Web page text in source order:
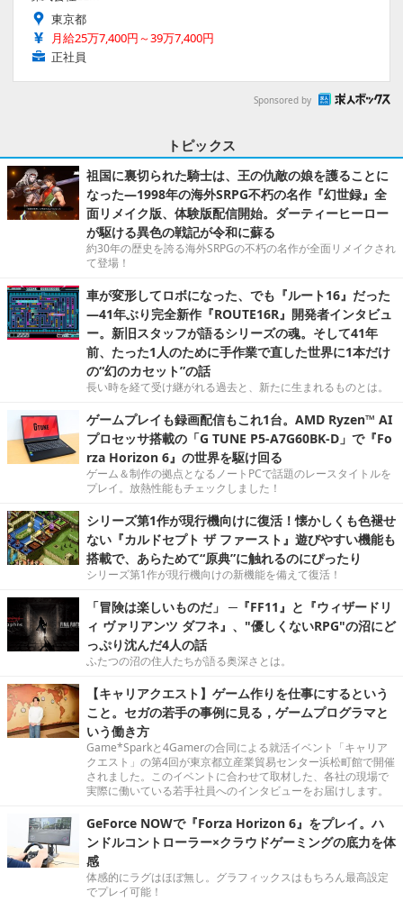
東京都
月給25万7,400円～39万7,400円
正社員
Sponsored by
トピックス
祖国に裏切られた騎士は、王の仇敵の娘を護ることに
なった―1998年の海外SRPG不朽の名作『幻世録』全
面リメイク版、体験版配信開始。ダーティーヒーロー
が駆ける異色の戦記が令和に蘇る
約30年の歴史を誇る海外SRPGの不朽の名作が全面リメイクされ
て登場！
車が変形してロボになった、でも『ルート16』だった
―41年ぶり完全新作『ROUTE16R』開発者インタビュ
ー。新旧スタッフが語るシリーズの魂。そして41年
前、たった1人のために手作業で直した世界に1本だけ
の“幻のカセット”の話
長い時を経て受け継がれる過去と、新たに生まれるものとは。
ゲームプレイも録画配信もこれ1台。AMD Ryzen™ AI
プロセッサ搭載の「G TUNE P5-A7G60BK-D」で『Fo
rza Horizon 6』の世界を駆け回る
ゲーム＆制作の拠点となるノートPCで話題のレースタイトルを
プレイ。放熱性能もチェックしました！
シリーズ第1作が現行機向けに復活！懐かしくも色褪せ
ない『カルドセプト ザ ファースト』遊びやすい機能も
搭載で、あらためて“原典”に触れるのにぴったり
シリーズ第1作が現行機向けの新機能を備えて復活！
「冒険は楽しいものだ」 ─『FF11』と『ウィザードリ
ィ ヴァリアンツ ダフネ』、"優しくないRPG"の沼にど
っぷり沈んだ4人の話
ふたつの沼の住人たちが語る奥深さとは。
【キャリアクエスト】ゲーム作りを仕事にするという
こと。セガの若手の事例に見る，ゲームプログラマと
いう働き方
Game*Sparkと4Gamerの合同による就活イベント「キャリア
クエスト」の第4回が東京都立産業貿易センター浜松町館で開催
されました。このイベントに合わせて取材した、各社の現場で
実際に働いている若手社員へのインタビューをお届けします。
GeForce NOWで『Forza Horizon 6』をプレイ。ハ
ンドルコントローラー×クラウドゲーミングの底力を体
感
体感的にラグはほぼ無し。グラフィックスはもちろん最高設定
でプレイ可能！